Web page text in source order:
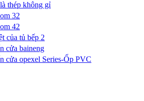
thép không gỉ
32
42
của tủ bếp 2
cửa baineng
cửa opexel Series-Ốp PVC